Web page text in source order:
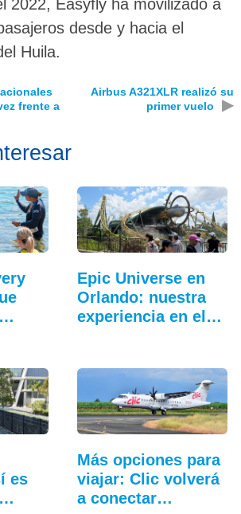
2022, Easyfly ha movilizado a
desde y hacia el
Huila.
frente a
Airbus A321XLR realizó su
primer vuelo
▶
Epic Universe en
Orlando: nuestra
experiencia en el…
es
Más opciones para
viajar: Clic volverá
a conectar…